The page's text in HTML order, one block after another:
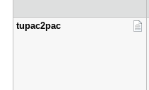
tupac2pac